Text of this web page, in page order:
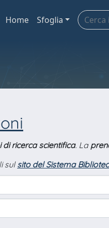
Home Sfoglia
ricerca scientifica. La
sulsito del Sistema